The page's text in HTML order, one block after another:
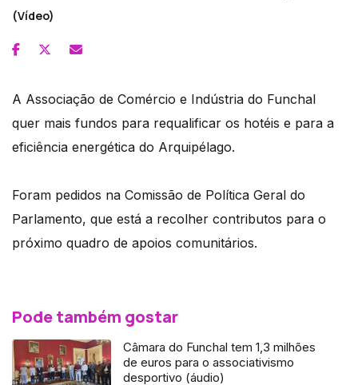
(Vídeo)
A Associação de Comércio e Indústria do Funchal
quer mais fundos para requalificar os hotéis e para a
eficiência energética do Arquipélago.
Foram pedidos na Comissão de Política Geral do
Parlamento, que está a recolher contributos para o
próximo quadro de apoios comunitários.
Pode também gostar
Câmara do Funchal tem 1,3 milhões
de euros para o associativismo
desportivo (áudio)